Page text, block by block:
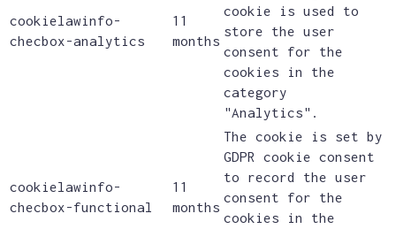
cookielawinfo-
checbox-analytics
11
months
cookie is used to
store the user
consent for the
cookies in the
category
"Analytics".
cookielawinfo-
checbox-functional
11
months
The cookie is set by
GDPR cookie consent
to record the user
consent for the
cookies in the